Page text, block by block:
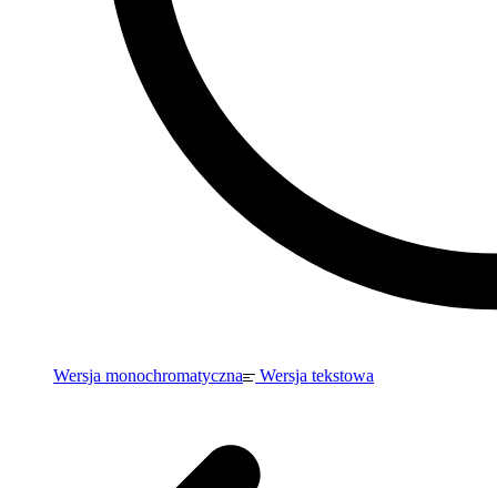
Wersja monochromatyczna Wersja tekstowa